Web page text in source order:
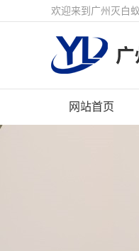
欢迎来到广州灭白
网站首页